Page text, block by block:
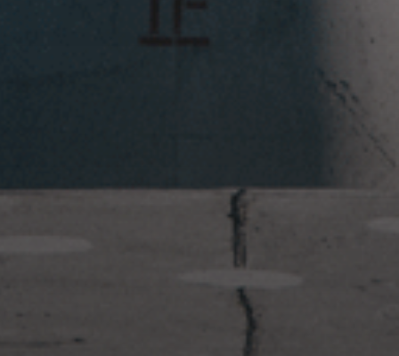
岩国周辺遠征~ふぐパーティナ